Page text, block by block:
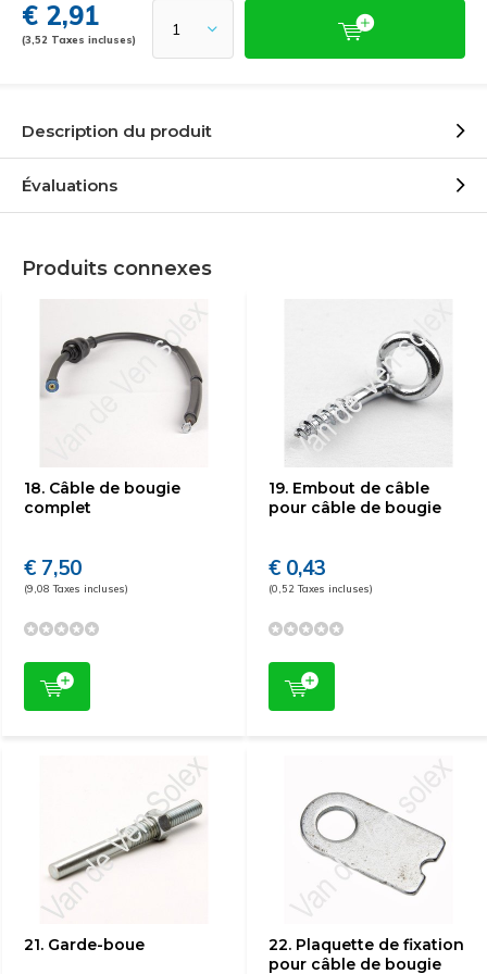
€ 2,91
(3,52 Taxes incluses)
Description du produit
Évaluations
Produits connexes
18. Câble de bougie
complet
€ 7,50
(9,08 Taxes incluses)
19. Embout de câble
pour câble de bougie
€ 0,43
(0,52 Taxes incluses)
21. Garde-boue
22. Plaquette de fixation
pour câble de bougie